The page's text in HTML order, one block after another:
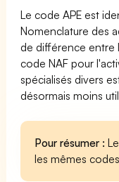
Le code APE est
Nomenclature des
de différence entre
code NAF pour
spécialisés divers
désormais moins
Pour résumer :
les mêmes